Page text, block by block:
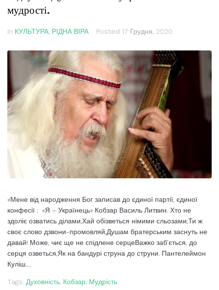
мудрості.
In КУЛЬТУРА РІДНА ВІРА Posted 17 Грудня, 2020
«Мене від народження Бог записав до єдиної партії, єдиної
конфесії : «Я – Українець» Кобзар Василь Литвин. Хто не
здоліє озватись ділами,Хай обізветься німими сльозами;Ти ж
своє слово дзвони-промовляй,Душам братерським заснуть не
давай! Може, чиє ще не спідлене серцеВажко заб’ється, до
серця озветься,Як на бандурі струна до струни. Пантелеймон
Куліш....
Tags: Духовність Кобзар Мудрість